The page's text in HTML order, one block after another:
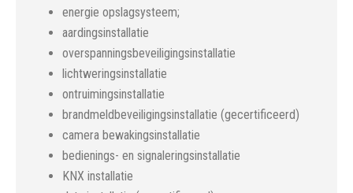
energie opslagsysteem;
aardingsinstallatie
overspanningsbeveiligingsinstallatie
lichtweringsinstallatie
ontruimingsinstallatie
brandmeldbeveiligingsinstallatie (gecertificeerd)
camera bewakingsinstallatie
bedienings- en signaleringsinstallatie
KNX installatie